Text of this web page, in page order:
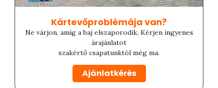
Kártevőproblémája van?​
Ne várjon, amíg a baj elszaporodik. Kérjen ingyenes
árajánlatot
szakértő csapatunktól még ma.
Ajánlatkérés